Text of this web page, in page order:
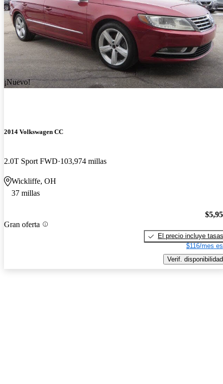
¡Nuevo!
2014 Volkswagen CC
2.0T Sport FWD 103,974 millas
Wickliffe, OH
37 millas
Gran oferta
El precio incluye tasas
$116/mes
Verif. disponibilidad